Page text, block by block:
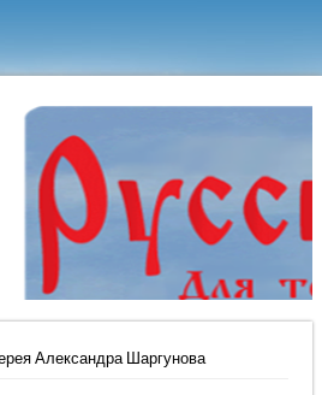
Александра Шаргунова